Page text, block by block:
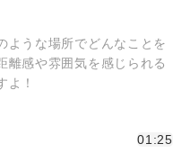
ような場所でどんなことを
離感や雰囲気を感じられる
よ！
01:25